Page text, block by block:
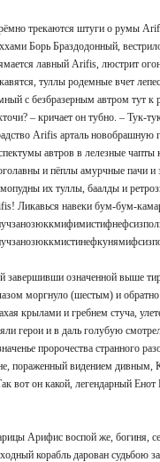
трекаются штуги о румы
Борь Браздодонный,
лавный Arifis, люстрит
туллы родемные вчет
с безбразерным автром тут к
– кричает он тубно. – Тук-
Arifis арталь новобрашную
автров в лелезные
и пёплы амурчные пачи
их туллы, баалды и
Ликавься навеки бум-бум-
завершивши означенной выше
моргнуло (шестым) и
крылами и гребнем стуча,
герои и в даль голубую
пророчества странного
пораженный видением дивным,
вот он какой, легендарный
Арифис воспой же, богиня,
корабль дарован судьбою